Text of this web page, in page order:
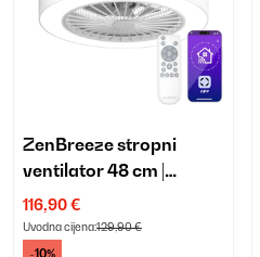
ZenBreeze stropni
ventilator 48 cm |
pametni | sa svjetlom
116,90 €
Uvodna cijena:129,90 €
-10%